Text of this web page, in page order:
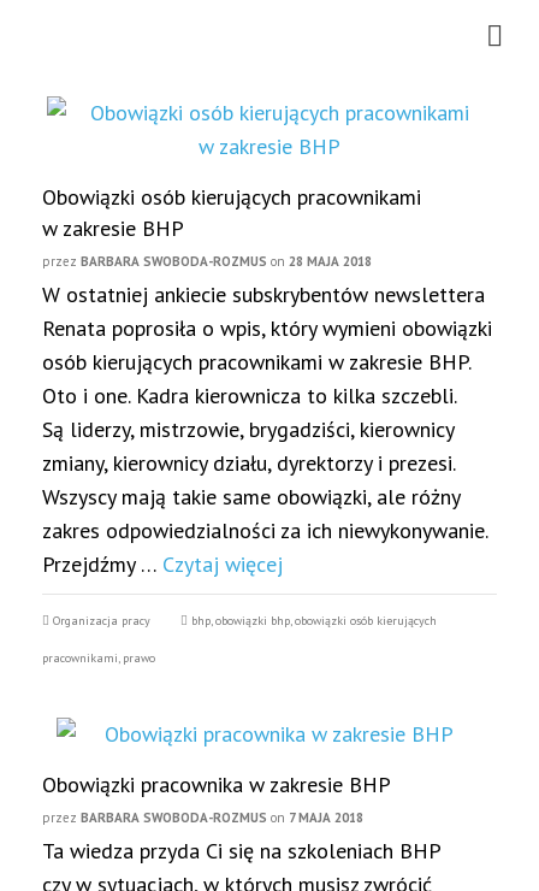
Obowiązki osób kierujących pracownikami
w zakresie BHP
przez BARBARA SWOBODA-ROZMUS on 28 MAJA 2018
W ostatniej ankiecie subskrybentów newslettera
Renata poprosiła o wpis, który wymieni obowiązki
osób kierujących pracownikami w zakresie BHP.
Oto i one. Kadra kierownicza to kilka szczebli.
Są liderzy, mistrzowie, brygadziści, kierownicy
zmiany, kierownicy działu, dyrektorzy i prezesi.
Wszyscy mają takie same obowiązki, ale różny
zakres odpowiedzialności za ich niewykonywanie.
Przejdźmy … Czytaj więcej
Organizacja pracy bhp,obowiązki bhp,obowiązki osób kierujących
pracownikami, prawo
Obowiązki pracownika w zakresie BHP
przez BARBARA SWOBODA-ROZMUS on 7 MAJA 2018
Ta wiedza przyda Ci się na szkoleniach BHP
czy w sytuacjach, w których musisz zwrócić